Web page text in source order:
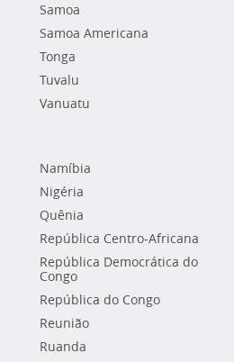
Samoa
Samoa Americana
Tonga
Tuvalu
Vanuatu
Namíbia
Nigéria
Quênia
República Centro-Africana
República Democrática do
Congo
República do Congo
Reunião
Ruanda